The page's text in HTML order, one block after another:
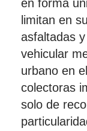
en forma
limitan en
asfaltadas
vehicular
urbano en
colectoras
solo de